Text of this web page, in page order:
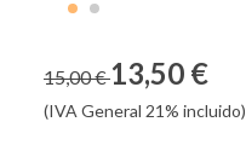
15,00 €13,50 €
(IVA General 21% incluido)